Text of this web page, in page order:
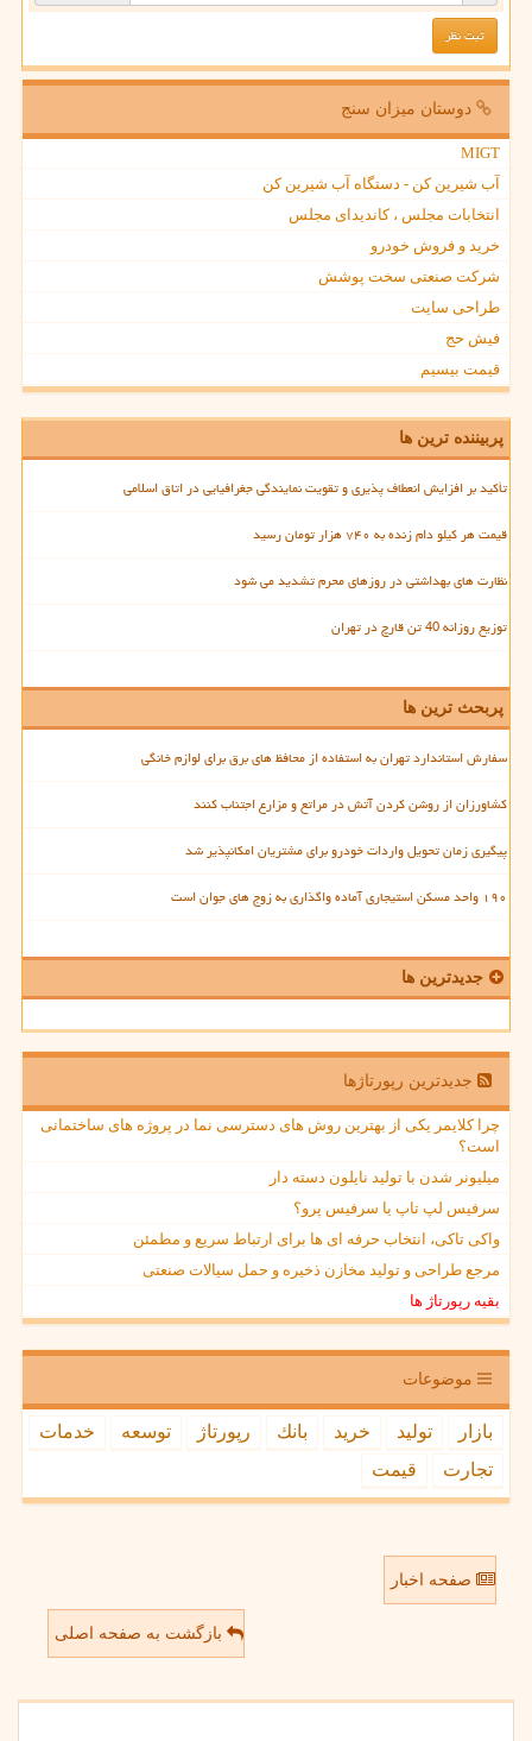
دوستان میزان سنج
MIGT
آب شیرین کن - دستگاه آب شیرین کن
انتخابات مجلس ، کاندیدای مجلس
خرید و فروش خودرو
شرکت صنعتی سخت پوشش
طراحی سایت
فیش حج
قیمت بیسیم
پربیننده ترین ها
تأکید بر افزایش انعطاف پذیری و تقویت نمایندگی جغرافیایی در اتاق اسلامی
قیمت هر کیلو دام زنده به ۷۴۰ هزار تومان رسید
نظارت های بهداشتی در روزهای محرم تشدید می شود
توزیع روزانه 40 تن قارچ در تهران
پربحث ترین ها
سفارش استاندارد تهران به استفاده از محافظ های برق برای لوازم خانگی
کشاورزان از روشن کردن آتش در مراتع و مزارع اجتناب کنند
پیگیری زمان تحویل واردات خودرو برای مشتریان امکانپذیر شد
۱۹۰ واحد مسکن استیجاری آماده واگذاری به زوج های جوان است
جدیدترین ها
جدیدترین رپورتاژها
چرا کلایمر یکی از بهترین روش های دسترسی نما در پروژه های ساختمانی
است؟
میلیونر شدن با تولید نایلون دسته دار
سرفیس لپ تاپ یا سرفیس پرو؟
واکی تاکی، انتخاب حرفه ای ها برای ارتباط سریع و مطمئن
مرجع طراحی و تولید مخازن ذخیره و حمل سیالات صنعتی
بقیه رپورتاژ ها
موضوعات
بازار تولید خرید بانك رپورتاژ توسعه
خدمات
تجارت
قیمت
صفحه اخبار
بازگشت به صفحه اصلی